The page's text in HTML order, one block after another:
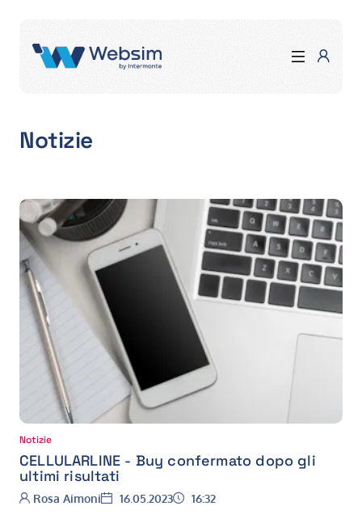
Notizie
Notizie
CELLULARLINE - Buy confermato dopo gli
ultimi risultati
Autore:
Rosa Aimoni Data:
16.05.2023 Ora:
16:32